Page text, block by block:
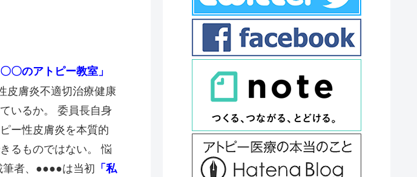
〇のアトピー教室」
皮膚炎不適切治療健康
いるか。 委員長自身
ー性皮膚炎を本質的
るものではない。 悩
者、●●●●は当初 「私